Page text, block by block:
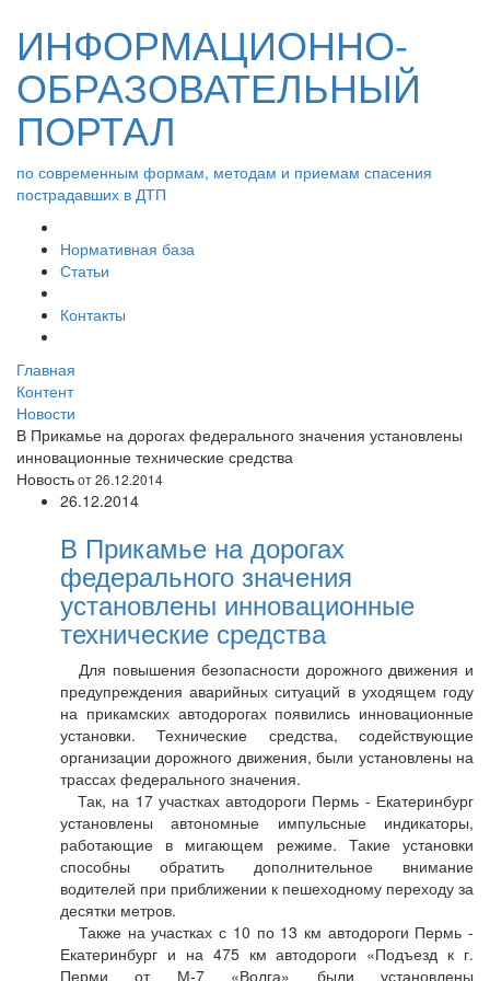
ИНФОРМАЦИОННО-
ОБРАЗОВАТЕЛЬНЫЙ
ПОРТАЛ
по современным формам, методам и приемам спасения
пострадавших в ДТП
Нормативная база
Статьи
Контакты
Главная
Контент
Новости
В Прикамье на дорогах федерального значения установлены
инновационные технические средства
Новостьот 26.12.2014
26.12.2014
В Прикамье на дорогах
федерального значения
установлены инновационные
технические средства
Для повышения безопасности дорожного движения и
предупреждения аварийных ситуаций в уходящем году
на прикамских автодорогах появились инновационные
установки. Технические средства, содействующие
организации дорожного движения, были установлены на
трассах федерального значения.
Так, на 17 участках автодороги Пермь - Екатеринбург
установлены автономные импульсные индикаторы,
работающие в мигающем режиме. Такие установки
способны обратить дополнительное внимание
водителей при приближении к пешеходному переходу за
десятки метров.
Также на участках с 10 по 13 км автодороги Пермь -
Екатеринбург и на 475 км автодороги «Подъезд к г.
Перми от М-7 «Волга» были установлены